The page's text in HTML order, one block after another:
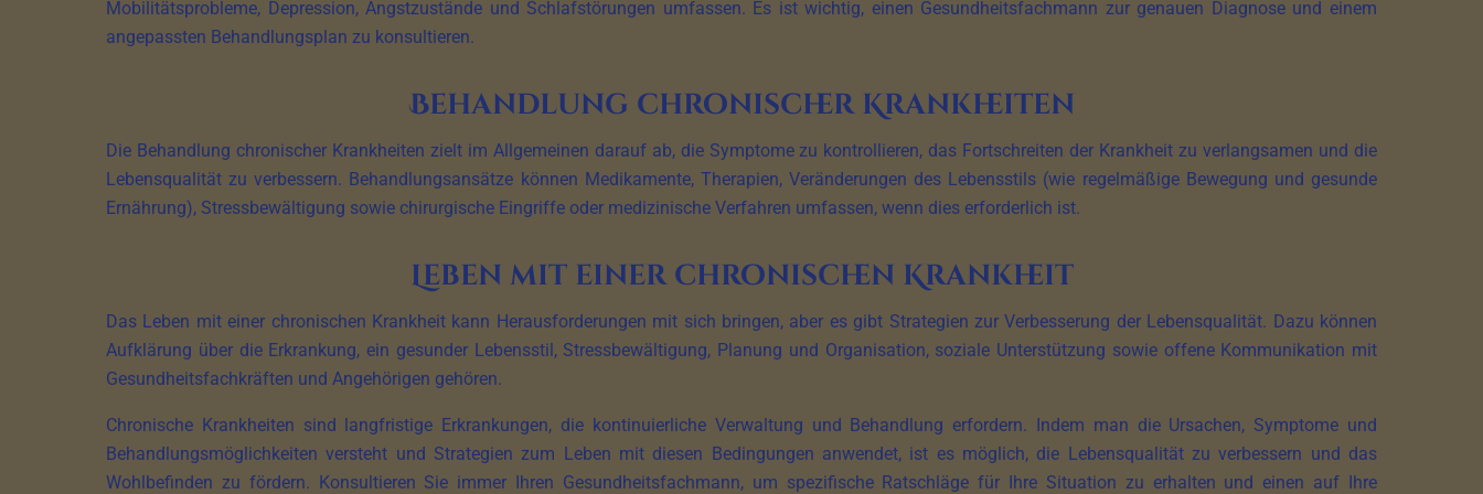
Mobilitätsprobleme, Depression, Angstzustände und Schlafstörungen umfassen. Es ist wichtig, einen Gesundheitsfachmann zur genauen Diagnose und einem
angepassten Behandlungsplan zu konsultieren.
Behandlung chronischer Krankheiten
Die Behandlung chronischer Krankheiten zielt im Allgemeinen darauf ab, die Symptome zu kontrollieren, das Fortschreiten der Krankheit zu verlangsamen und die
Lebensqualität zu verbessern. Behandlungsansätze können Medikamente, Therapien, Veränderungen des Lebensstils (wie regelmäßige Bewegung und gesunde
Ernährung), Stressbewältigung sowie chirurgische Eingriffe oder medizinische Verfahren umfassen, wenn dies erforderlich ist.
Leben mit einer chronischen Krankheit
Das Leben mit einer chronischen Krankheit kann Herausforderungen mit sich bringen, aber es gibt Strategien zur Verbesserung der Lebensqualität. Dazu können
Aufklärung über die Erkrankung, ein gesunder Lebensstil, Stressbewältigung, Planung und Organisation, soziale Unterstützung sowie offene Kommunikation mit
Gesundheitsfachkräften und Angehörigen gehören.
Chronische Krankheiten sind langfristige Erkrankungen, die kontinuierliche Verwaltung und Behandlung erfordern. Indem man die Ursachen, Symptome und
Behandlungsmöglichkeiten versteht und Strategien zum Leben mit diesen Bedingungen anwendet, ist es möglich, die Lebensqualität zu verbessern und das
Wohlbefinden zu fördern. Konsultieren Sie immer Ihren Gesundheitsfachmann, um spezifische Ratschläge für Ihre Situation zu erhalten und einen auf Ihre